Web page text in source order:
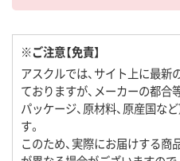
※ご注意【免責】
アスクルでは、サイト上に最
ておりますが、メーカーの都合
パッケージ、原材料、原産国な
す。
このため、実際にお届けする